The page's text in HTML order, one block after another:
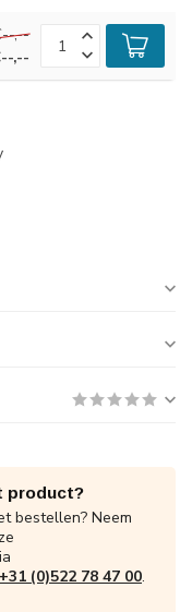
,--
,--
product?
bestellen? Neem
+31 (0)522 78 47 00.